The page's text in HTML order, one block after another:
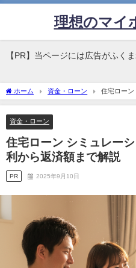
理想のマイ
【PR】当ページには広告がふくま
ホーム 資金・ローン
住宅ローン
から返済額まで解説
資金・ローン
住宅ローン シミュレー
利から返済額まで解説
PR 2025年9月10日